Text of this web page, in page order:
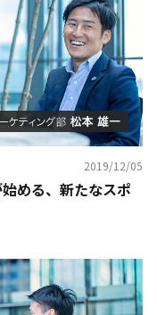
2019/12/05
める、新たなスポ